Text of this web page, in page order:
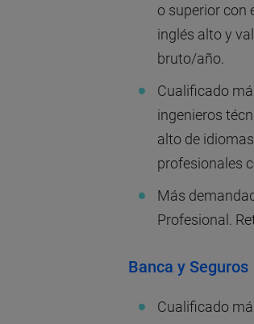
o superior con
inglés alto y
bruto/año.
Cualificado
ingenieros
alto de
profesionales
Más
Profesional.
Banca y Seguros
Cualificado